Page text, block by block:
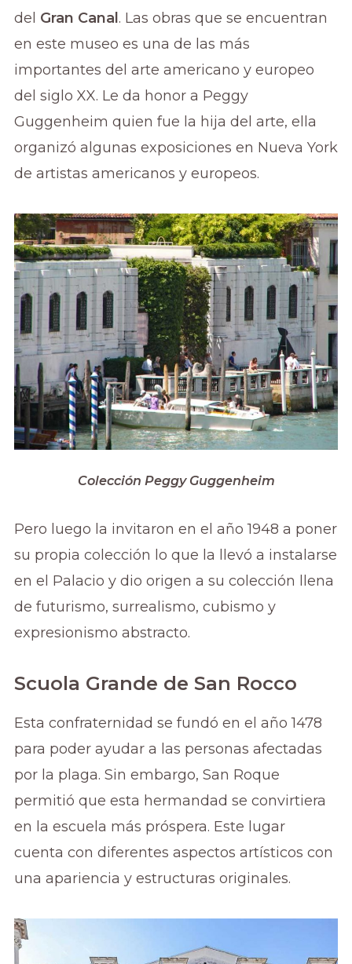
del Gran Canal . Las obras que se encuentran
en este museo es una de las más
importantes del arte americano y europeo
del siglo XX. Le da honor a Peggy
Guggenheim quien fue la hija del arte, ella
organizó algunas exposiciones en Nueva York
de artistas americanos y europeos.
Colección Peggy Guggenheim
Pero luego la invitaron en el año 1948 a poner
su propia colección lo que la llevó a instalarse
en el Palacio y dio origen a su colección llena
de futurismo, surrealismo, cubismo y
expresionismo abstracto.
Scuola Grande de San Rocco
Esta confraternidad se fundó en el año 1478
para poder ayudar a las personas afectadas
por la plaga. Sin embargo, San Roque
permitió que esta hermandad se convirtiera
en la escuela más próspera. Este lugar
cuenta con diferentes aspectos artísticos con
una apariencia y estructuras originales.